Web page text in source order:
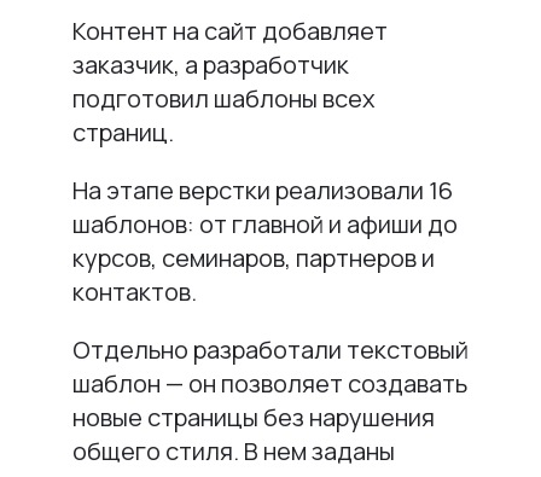
Контент на сайт добавляет
заказчик, а разработчик
подготовил шаблоны всех
страниц.
На этапе верстки реализовали 16
шаблонов: от главной и афиши до
курсов, семинаров, партнеров и
контактов.
Отдельно разработали текстовый
шаблон — он позволяет создавать
новые страницы без нарушения
общего стиля. В нем заданы